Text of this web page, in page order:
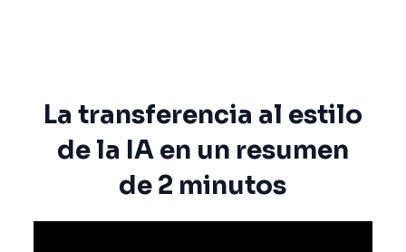
La transferencia al estilo
de la IA en un resumen
de 2 minutos